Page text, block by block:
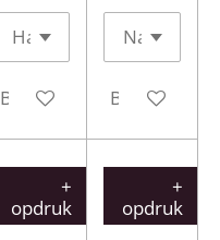
Bekijk details Bekijk
+
opdruk
+
opdruk